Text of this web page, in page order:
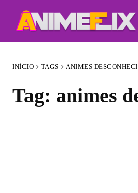
INÍCIO TAGS ANIMES
Tag: animes